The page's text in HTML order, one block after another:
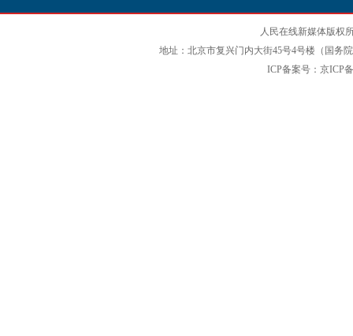
人民在线新媒体版权
地址：北京市复兴门内大街45号4号楼（国务
ICP备案号：京ICP